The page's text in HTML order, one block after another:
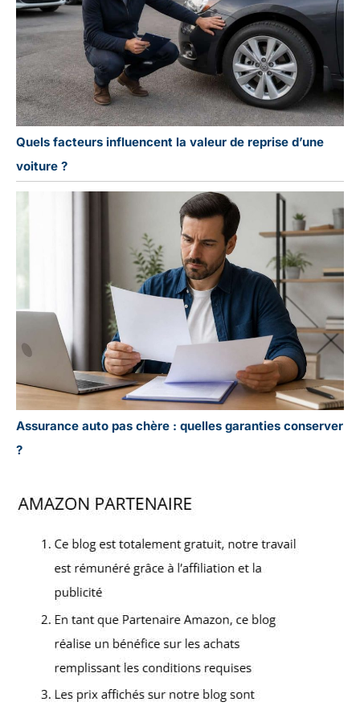
Quels facteurs influencent la valeur de reprise d’une
voiture ?
Assurance auto pas chère : quelles garanties conserver
?